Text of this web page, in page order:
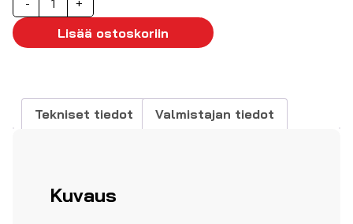
ohjattava
pistorasia
IP44
16A
määrä
Lisää ostoskoriin
Tekniset tiedot Valmistajan tiedot
Kuvaus